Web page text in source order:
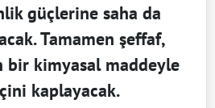
güçlerine saha da
Tamamen şeffaf,
bir kimyasal maddeyle
kaplayacak.